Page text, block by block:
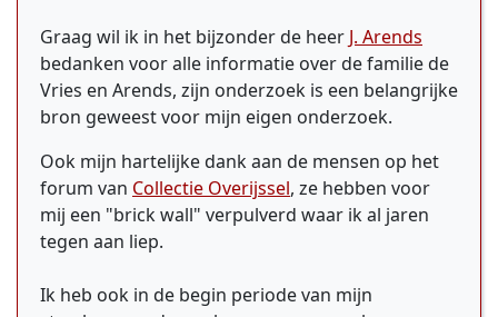
Graag wil ik in het bijzonder de heer J. Arends
bedanken voor alle informatie over de familie de
Vries en Arends, zijn onderzoek is een belangrijke
bron geweest voor mijn eigen onderzoek.
Ook mijn hartelijke dank aan de mensen op het
forum van Collectie Overijssel, ze hebben voor
mij een "brick wall" verpulverd waar ik al jaren
tegen aan liep.
Ik heb ook in de begin periode van mijn